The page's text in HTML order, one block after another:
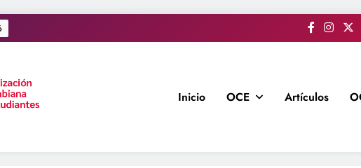
Inicio OCE Artículos